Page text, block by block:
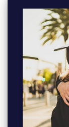
Mathematics
Humanities
Languages
Physical
Education
The Arts